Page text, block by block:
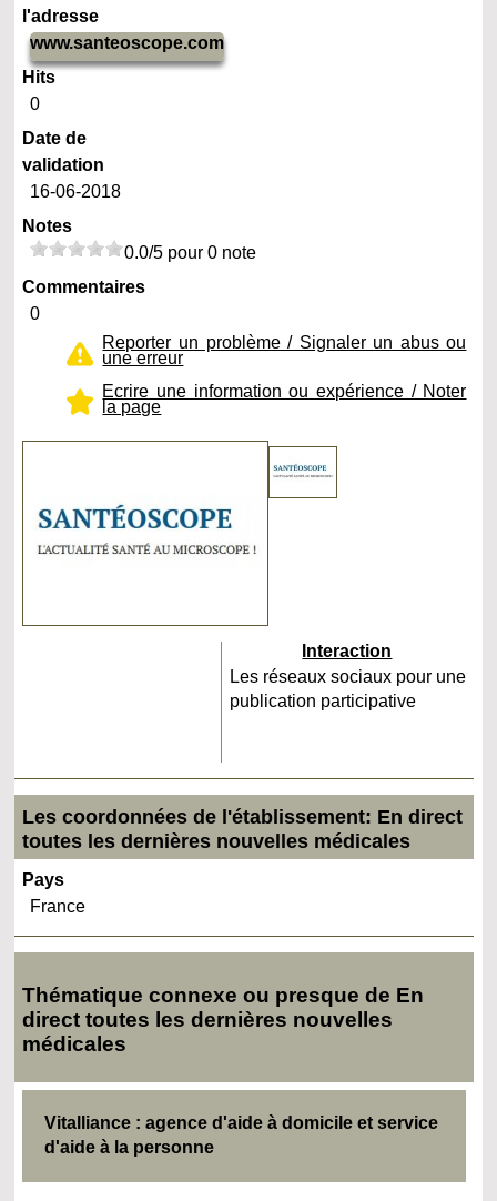
l'adresse
www.santeoscope.com
Hits
0
Date de
validation
16-06-2018
Notes
0.0/5 pour 0 note
Commentaires
0
Reporter un problème / Signaler un abus ou
une erreur
Ecrire une information ou expérience / Noter
la page
Interaction
Les réseaux sociaux pour une
publication participative
Les coordonnées de l'établissement: En direct
toutes les dernières nouvelles médicales
Pays
France
Thématique connexe ou presque de En
direct toutes les dernières nouvelles
médicales
Vitalliance : agence d'aide à domicile et service
d'aide à la personne